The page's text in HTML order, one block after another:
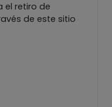
el retiro de
de este sitio